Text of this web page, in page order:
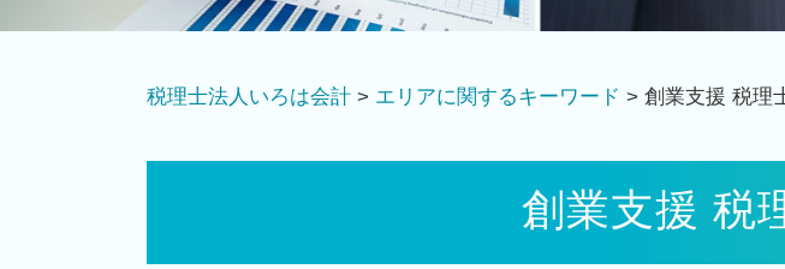
税理士法人いろは会計 > エリアに関するキーワード > 創業支援 税理
創業支援 税